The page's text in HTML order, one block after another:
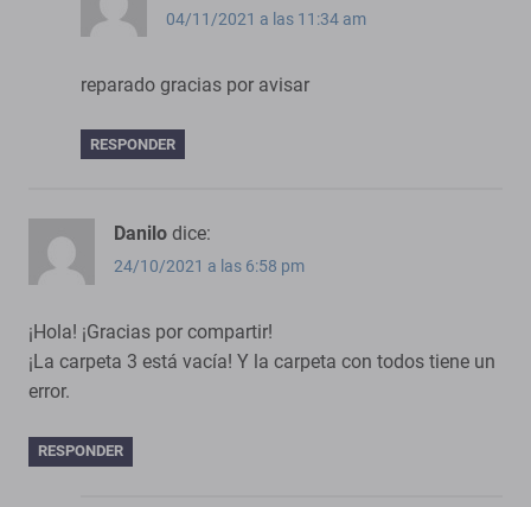
04/11/2021 a las 11:34 am
reparado gracias por avisar
RESPONDER
Danilo dice:
24/10/2021 a las 6:58 pm
¡Hola! ¡Gracias por compartir!
¡La carpeta 3 está vacía! Y la carpeta con todos tiene un
error.
RESPONDER